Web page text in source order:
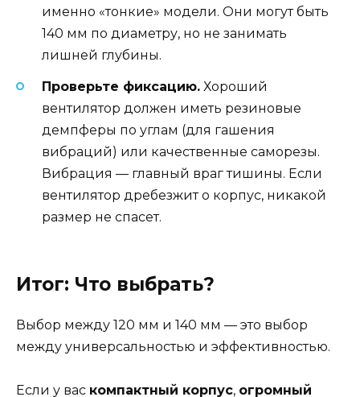
именно «тонкие» модели. Они могут быть
140 мм по диаметру, но не занимать
лишней глубины.
Проверьте фиксацию. Хороший
вентилятор должен иметь резиновые
демпферы по углам (для гашения
вибраций) или качественные саморезы.
Вибрация — главный враг тишины. Если
вентилятор дребезжит о корпус, никакой
размер не спасет.
Итог: Что выбрать?
Выбор между 120 мм и 140 мм — это выбор
между универсальностью и эффективностью.
Если у вас компактный корпус, огромный